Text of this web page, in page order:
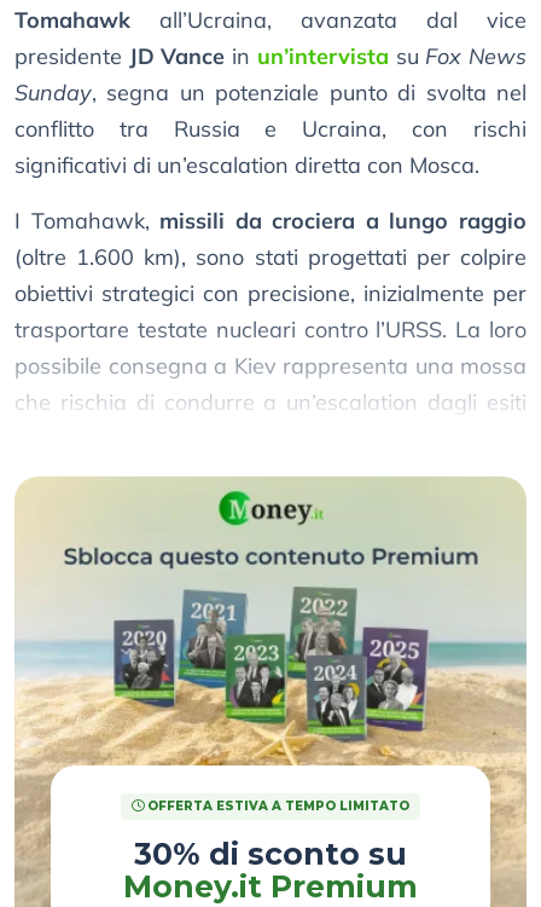
Tomahawk all’Ucraina, avanzata dal vice
presidente JD Vance in un’intervista su Fox News
Sunday, segna un potenziale punto di svolta nel
conflitto tra Russia e Ucraina, con rischi
significativi di un’escalation diretta con Mosca.
I Tomahawk, missili da crociera a lungo raggio
(oltre 1.600 km), sono stati progettati per colpire
obiettivi strategici con precisione, inizialmente per
trasportare testate nucleari contro l’URSS. La loro
possibile consegna a Kiev rappresenta una mossa
che rischia di condurre a un’escalation dagli esiti
OFFERTA ESTIVA A TEMPO LIMITATO
30% di sconto su
Money.it Premium